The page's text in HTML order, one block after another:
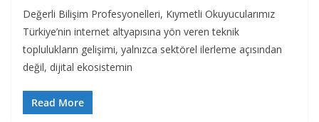
Değerli Bilişim Profesyonelleri, Kıymetli Okuyucularımız
Türkiye’nin internet altyapısına yön veren teknik
toplulukların gelişimi, yalnızca sektörel ilerleme açısından
değil, dijital ekosistemin
Read More